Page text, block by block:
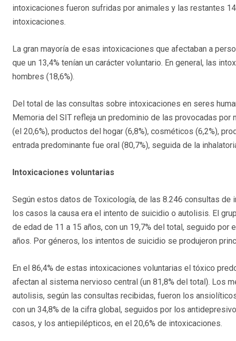
intoxicaciones fueron sufridas por animales y las restantes
intoxicaciones.
La gran mayoría de esas intoxicaciones que afectaban a
que un 13,4% tenían un carácter voluntario. En general, las
hombres (18,6%).
Del total de las consultas sobre intoxicaciones en seres
Memoria del SIT refleja un predominio de las provocadas
(el 20,6%), productos del hogar (6,8%), cosméticos (6,2%),
entrada predominante fue oral (80,7%), seguida de la
Intoxicaciones voluntarias
Según estos datos de Toxicología, de las 8.246 consultas de
los casos la causa era el intento de suicidio o autolisis. El
de edad de 11 a 15 años, con un 19,7% del total, seguido
años. Por géneros, los intentos de suicidio se produjeron
En el 86,4% de estas intoxicaciones voluntarias el tóxico
afectan al sistema nervioso central (un 81,8% del total). Los
autolisis, según las consultas recibidas, fueron los
con un 34,8% de la cifra global, seguidos por los
casos, y los antiepilépticos, en el 20,6% de intoxicaciones.